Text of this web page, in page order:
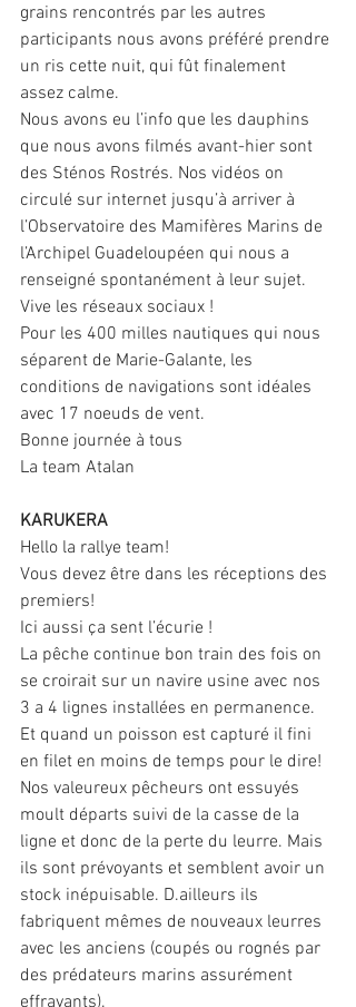
grains rencontrés par les autres
participants nous avons préféré prendre
un ris cette nuit, qui fût finalement
assez calme.
Nous avons eu l’info que les dauphins
que nous avons filmés avant-hier sont
des Sténos Rostrés. Nos vidéos on
circulé sur internet jusqu’à arriver à
l’Observatoire des Mamifères Marins de
l’Archipel Guadeloupéen qui nous a
renseigné spontanément à leur sujet.
Vive les réseaux sociaux !
Pour les 400 milles nautiques qui nous
séparent de Marie-Galante, les
conditions de navigations sont idéales
avec 17 noeuds de vent.
Bonne journée à tous
La team Atalan
KARUKERA
Hello la rallye team!
Vous devez être dans les réceptions des
premiers!
Ici aussi ça sent l’écurie !
La pêche continue bon train des fois on
se croirait sur un navire usine avec nos
3 a 4 lignes installées en permanence.
Et quand un poisson est capturé il fini
en filet en moins de temps pour le dire!
Nos valeureux pêcheurs ont essuyés
moult départs suivi de la casse de la
ligne et donc de la perte du leurre. Mais
ils sont prévoyants et semblent avoir un
stock inépuisable. D.ailleurs ils
fabriquent mêmes de nouveaux leurres
avec les anciens (coupés ou rognés par
des prédateurs marins assurément